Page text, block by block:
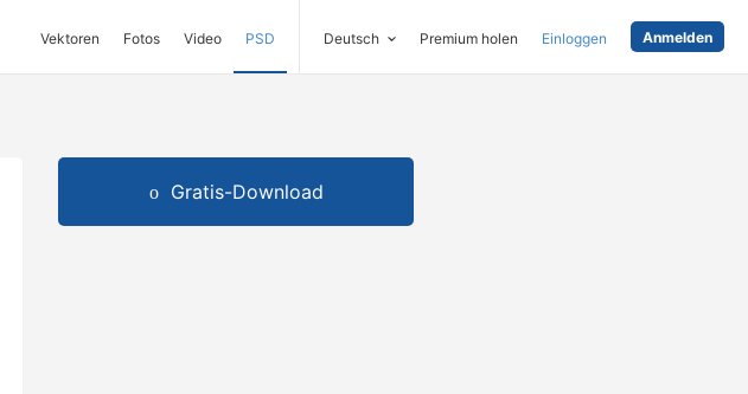
Vektoren Fotos Video PSD Deutsch Premium holen Einloggen Anmelden
Gratis-Download